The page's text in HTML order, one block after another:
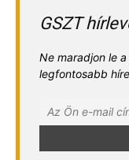
GSZT
Ne maradjon le
legfontosabb